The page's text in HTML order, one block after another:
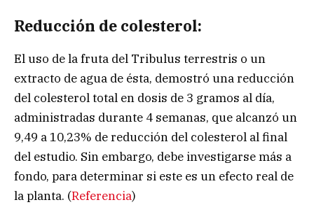
Reducción de colesterol:
El uso de la fruta del Tribulus terrestris o un
extracto de agua de ésta, demostró una reducción
del colesterol total en dosis de 3 gramos al día,
administradas durante 4 semanas, que alcanzó un
9,49 a 10,23% de reducción del colesterol al final
del estudio. Sin embargo, debe investigarse más a
fondo, para determinar si este es un efecto real de
la planta. (Referencia)